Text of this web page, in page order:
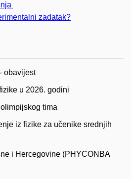
zadatak?
obavijest
u 2026. godini
tima
iz fizike za učenike srednjih
i Hercegovine (PHYCONBA